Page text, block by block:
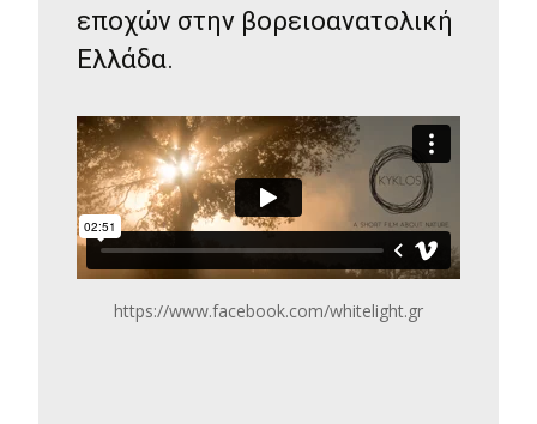
εποχών στην βορειοανατολική
Ελλάδα.
https://www.facebook.com/whitelight.gr